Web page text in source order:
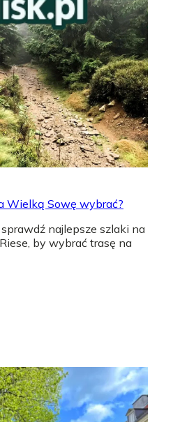
Wielką Sowę wybrać?
najlepsze szlaki na
by wybrać trasę na